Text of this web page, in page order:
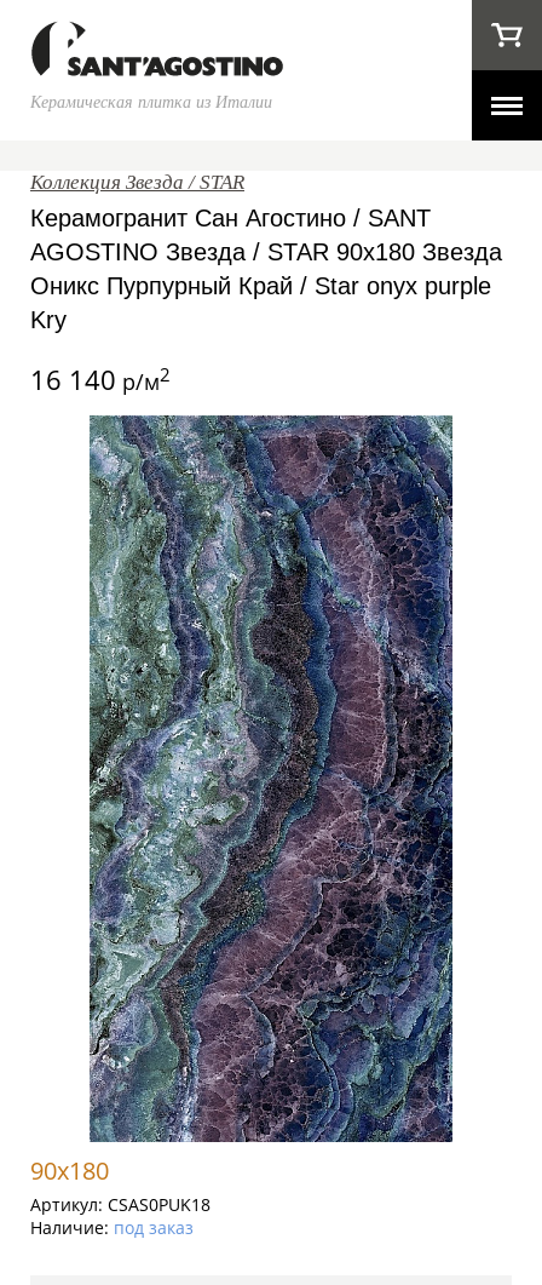
Керамическая плитка из Италии
Коллекция Звезда / STAR
Керамогранит Сан Агостино / SANT
AGOSTINO Звезда / STAR 90x180 Звезда
Оникс Пурпурный Край / Star onyx purple
Kry
16 140 р/м2
90x180
Артикул: CSAS0PUK18
Наличие: под заказ